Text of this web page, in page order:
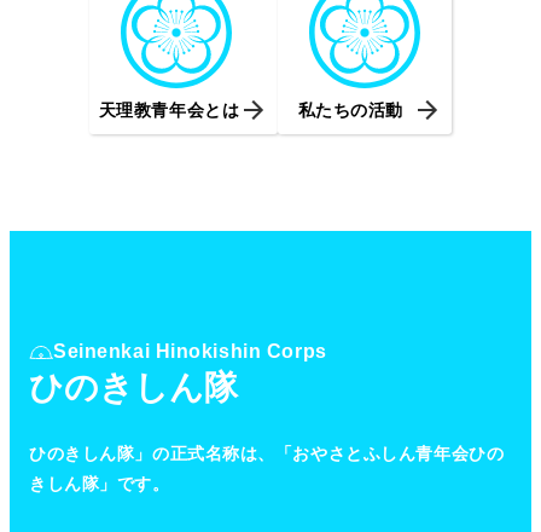
天理教青年会とは 私たちの活動
Seinenkai Hinokishin Corps
ひのきしん隊
ひのきしん隊」の正式名称は、「おやさとふしん青年会ひの
きしん隊」です。